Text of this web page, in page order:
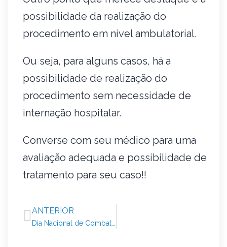
possibilidade da realização do
procedimento em nível ambulatorial.
Ou seja, para alguns casos, há a
possibilidade de realização do
procedimento sem necessidade de
internação hospitalar.
Converse com seu médico para uma
avaliação adequada e possibilidade de
tratamento para seu caso!!
ANTERIOR